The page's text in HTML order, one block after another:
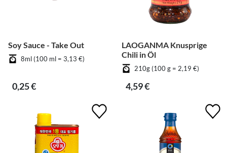
Soy Sauce - Take Out
8ml (100 ml = 3,13 €)
0,25 €
LAOGANMA Knusprige
Chili in Öl
210g (100 g = 2,19 €)
4,59 €